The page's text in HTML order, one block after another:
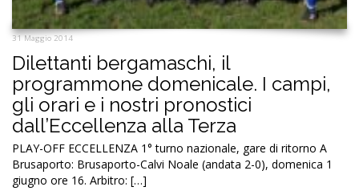
31 Maggio 2014
Dilettanti bergamaschi, il
programmone domenicale. I campi,
gli orari e i nostri pronostici
dall’Eccellenza alla Terza
PLAY-OFF ECCELLENZA 1° turno nazionale, gare di ritorno A
Brusaporto: Brusaporto-Calvi Noale (andata 2-0), domenica 1
giugno ore 16. Arbitro: […]